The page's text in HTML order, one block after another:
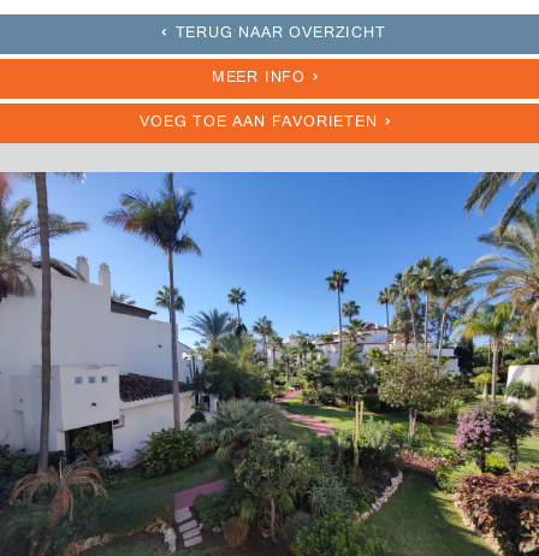
TERUG NAAR OVERZICHT
MEER INFO
VOEG TOE AAN FAVORIETEN